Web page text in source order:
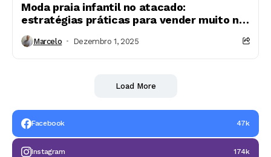
Moda praia infantil no atacado:
estratégias práticas para vender muito na
alta temporada
Marcelo Dezembro 1, 2025
Load More
Facebook 47k
Instagram 174k